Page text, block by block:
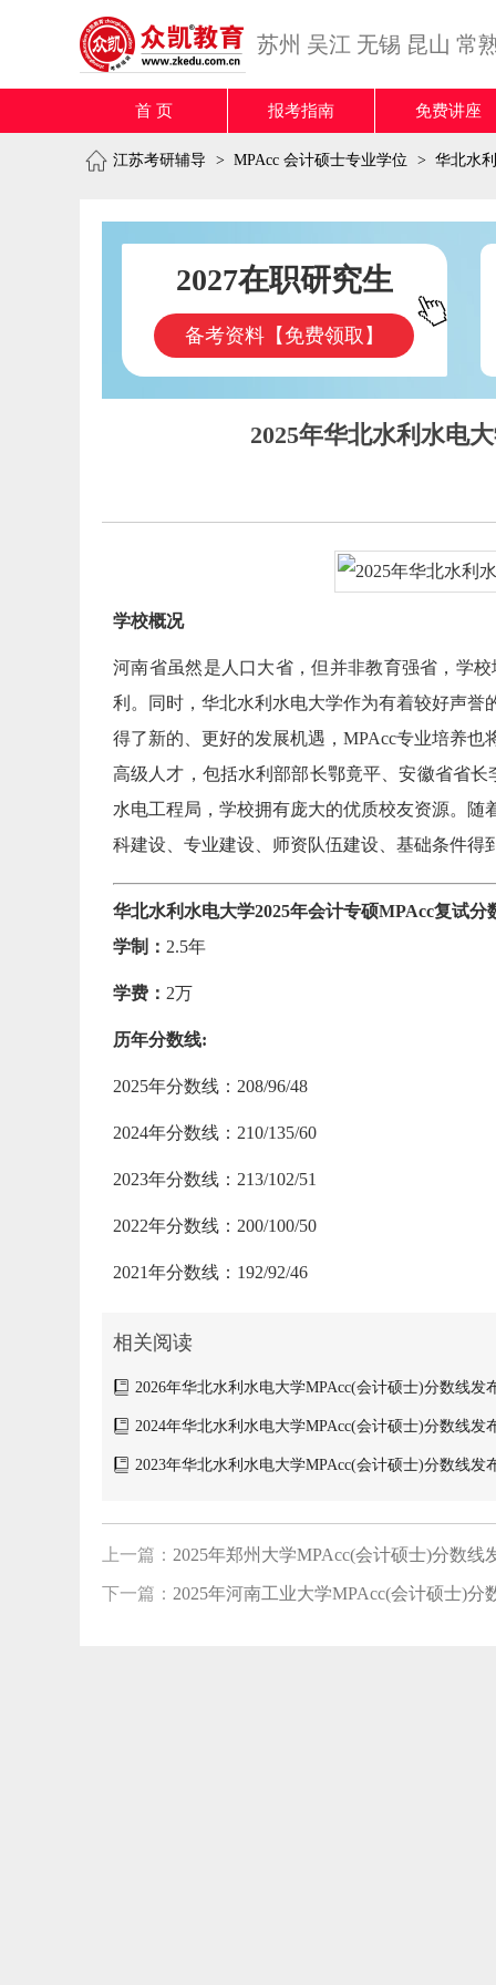
苏州 吴江 无锡 昆山 常
首 页 报考指南 免费讲座
江苏考研辅导 > MPAcc 会计硕士专业学位 > 华北水
2027在职研究生
备考资料【免费领取】
2025年华北水利水电
学校概况
河南省虽然是人口大省，但并非教育强省，学
利。同时，华北水利水电大学作为有着较好声
得了新的、更好的发展机遇，MPAcc专业培养
高级人才，包括水利部部长鄂竟平、安徽省省
水电工程局，学校拥有庞大的优质校友资源。
科建设、专业建设、师资队伍建设、基础条件得
华北水利水电大学2025年会计专硕MPAcc复试分
学制： 2.5年
学费： 2万
历年分数线:
2025年分数线：208/96/48
2024年分数线：210/135/60
2023年分数线：213/102/51
2022年分数线：200/100/50
2021年分数线：192/92/46
相关阅读
2026年华北水利水电大学MPAcc(会计硕士)分数线发
2024年华北水利水电大学MPAcc(会计硕士)分数线发
2023年华北水利水电大学MPAcc(会计硕士)分数线发
上一篇： 2025年郑州大学MPAcc(会计硕士)分数线
下一篇： 2025年河南工业大学MPAcc(会计硕士)分